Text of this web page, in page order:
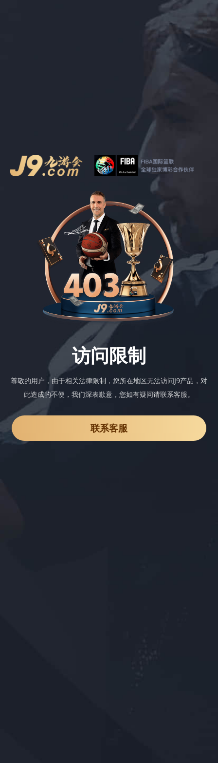
访问限制
尊敬的用户，由于相关法律限制，您所在地区无法访问J9产品，对
此造成的不便，我们深表歉意，您如有疑问请联系客服。
联系客服